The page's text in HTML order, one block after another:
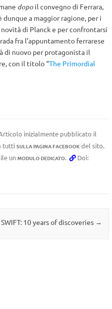
dopoil convegno di Ferrara,
a maggior ragione, per i
di Planck e per confrontarsi
fra l’appuntamento ferrarese
di nuovo per protagonista il
con il titolo “The Primordial
inizialmente pubblicato il
tutti SULLA PAGINA FACEBOOKdel sito.
unMODULO DEDICATO. Doi:
SWIFT: 10 years of discoveries →